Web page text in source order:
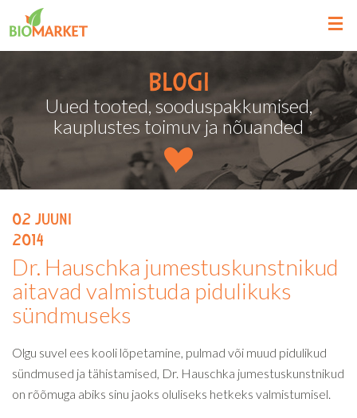
Blogi
Uued tooted, sooduspakkumised,
kauplustes toimuv ja nõuanded
02 juuni
2014
Dr. Hauschka jumestuskunstnikud
aitavad valmistuda pidulikuks
sündmuseks
Olgu suvel ees kooli lõpetamine, pulmad või muud pidulikud
sündmused ja tähistamised, Dr. Hauschka jumestuskunstnikud
on rõõmuga abiks sinu jaoks oluliseks hetkeks valmistumisel.